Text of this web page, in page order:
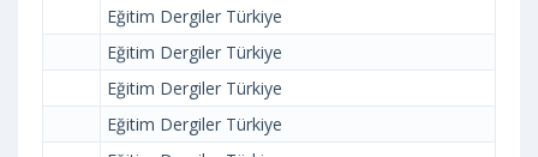
Eğitim Dergiler Türkiye
Eğitim Dergiler Türkiye
Eğitim Dergiler Türkiye
Eğitim Dergiler Türkiye